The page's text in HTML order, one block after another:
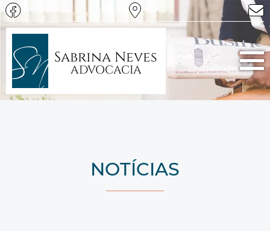
Sabrina Neves
ADVOCACIA
NOTÍCIAS